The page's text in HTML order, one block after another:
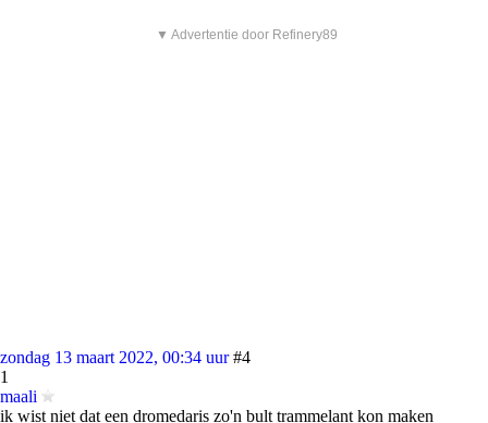
▼ Advertentie door Refinery89
zondag 13 maart 2022, 00:34 uur #4
1
maali
ik wist niet dat een dromedaris zo'n bult trammelant kon maken